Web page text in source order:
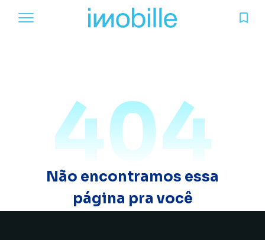
404
Não encontramos essa
página pra você